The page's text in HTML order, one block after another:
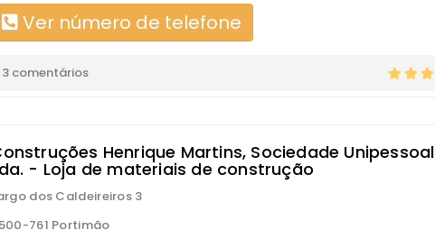
Ver número de telefone
3 comentários
Henrique Martins, Sociedade Unipessoal
- Loja de materiais de construção
dos Caldeireiros 3
761 Portimão